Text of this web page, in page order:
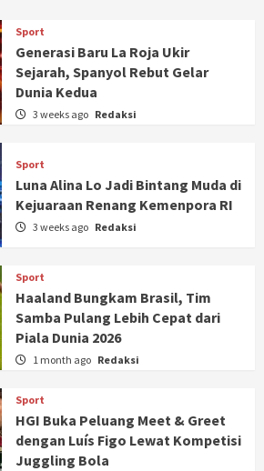
Sport
Generasi Baru La Roja Ukir
Sejarah, Spanyol Rebut Gelar
Dunia Kedua
3 weeks ago Redaksi
Sport
Luna Alina Lo Jadi Bintang Muda di
Kejuaraan Renang Kemenpora RI
3 weeks ago Redaksi
Sport
Haaland Bungkam Brasil, Tim
Samba Pulang Lebih Cepat dari
Piala Dunia 2026
1 month ago Redaksi
Sport
HGI Buka Peluang Meet & Greet
dengan Luís Figo Lewat Kompetisi
Juggling Bola